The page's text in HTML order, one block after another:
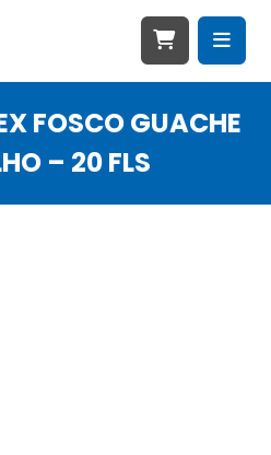
FOSCO GUACHE
– 20 FLS